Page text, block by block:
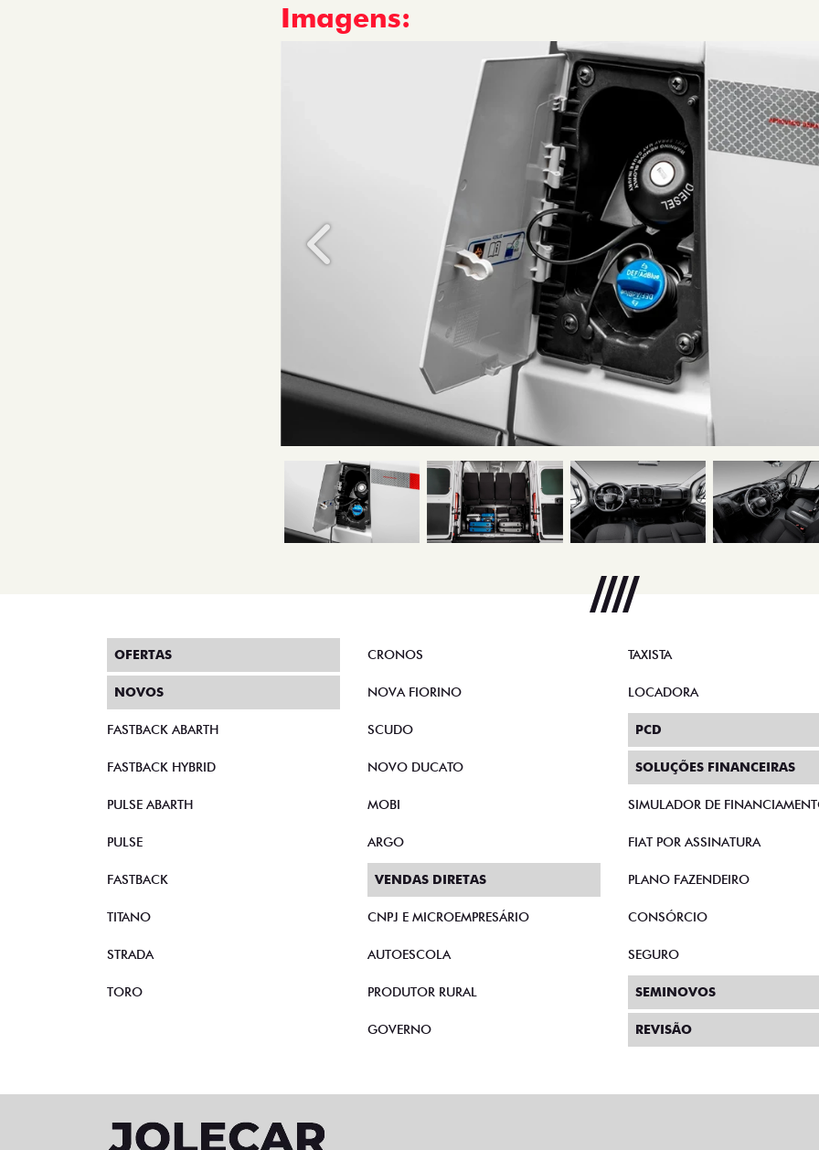
Imagens:
Anterior
OFERTAS
NOVOS
FASTBACK ABARTH
FASTBACK HYBRID
PULSE ABARTH
PULSE
FASTBACK
TITANO
STRADA
TORO
CRONOS
NOVA FIORINO
SCUDO
NOVO DUCATO
MOBI
ARGO
VENDAS DIRETAS
CNPJ E MICROEMPRESÁRIO
AUTOESCOLA
PRODUTOR RURAL
GOVERNO
TAXISTA
LOCADORA
PCD
SOLUÇÕES FINANCEIRAS
SIMULADOR DE
FIAT POR ASSINATURA
PLANO FAZENDEIRO
CONSÓRCIO
SEGURO
SEMINOVOS
REVISÃO